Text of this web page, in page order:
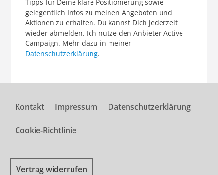
Tipps für Deine klare Positionierung sowie
gelegentlich Infos zu meinen Angeboten und
Aktionen zu erhalten. Du kannst Dich jederzeit
wieder abmelden. Ich nutze den Anbieter Active
Campaign. Mehr dazu in meiner
Datenschutzerklärung.
Kontakt Impressum Datenschutzerklärung
Cookie-Richtlinie
Vertrag widerrufen